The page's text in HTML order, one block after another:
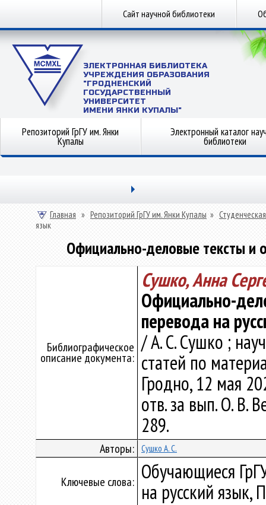
Сайт научной библиотеки
ЭЛЕКТРОННАЯ БИБЛИОТЕКА
УЧРЕЖДЕНИЯ ОБРАЗОВАНИЯ
"ГРОДНЕНСКИЙ
ГОСУДАРСТВЕННЫЙ
УНИВЕРСИТЕТ
ИМЕНИ ЯНКИ КУПАЛЫ"
Репозиторий ГрГУ им. Янки
Купалы
Электронный каталог
библиотеки
Главная » Репозиторий ГрГУ им. Янки Купалы »
язык
Официально-деловые тексты и
Библиографическое
описание документа:
Сушко, Анна
Официально-
перевода на
/ А. С. Сушко ;
статей по
Гродно, 12 мая
отв. за вып. О. В.
289.
Авторы: Сушко А. С.
Ключевые слова: Обучающиеся
на русский язык,